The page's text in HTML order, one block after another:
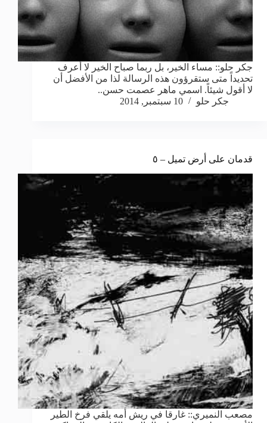
جكر حلو:: مساء الخير، بل ربما صباح الخير لا أعرف
تحديداً متى ستقرؤون هذه الرسالة لذا من الأفضل أن
لا أقول شيئاً. اسمي ماهر عصمت حسن..
جكر حلو
10 سبتمبر, 2014
قدمان على أرض تميل – ٥
مصعب النميري:: غارقا في ريش أمه يلقي فرخ الطير